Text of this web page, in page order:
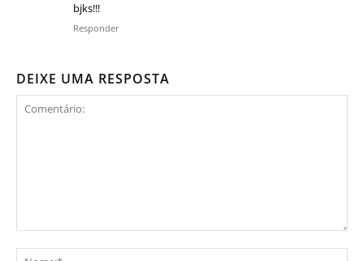
bjks!!!
Responder
DEIXE UMA RESPOSTA